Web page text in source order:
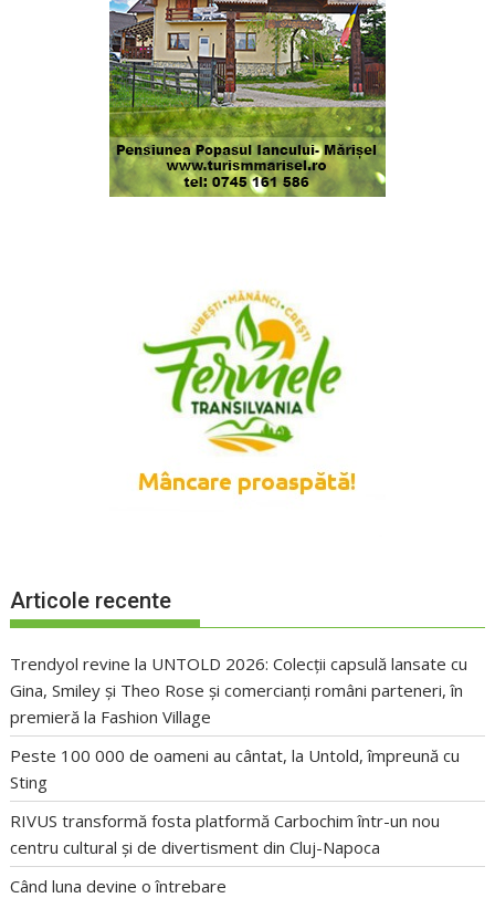
Articole recente
Trendyol revine la UNTOLD 2026: Colecții capsulă lansate cu
Gina, Smiley și Theo Rose și comercianți români parteneri, în
premieră la Fashion Village
Peste 100 000 de oameni au cântat, la Untold, împreună cu
Sting
RIVUS transformă fosta platformă Carbochim într-un nou
centru cultural și de divertisment din Cluj-Napoca
Când luna devine o întrebare